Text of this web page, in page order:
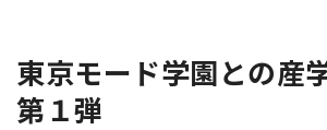
東京モード学園との産
第１弾